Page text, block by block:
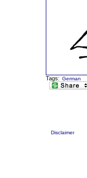
Tags: German
Disclaimer